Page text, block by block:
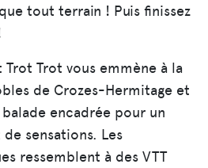
tout terrain ! Puis finissez
Trot vous emmène à la
de Crozes-Hermitage et
encadrée pour un
sensations. Les
ressemblent à des VTT